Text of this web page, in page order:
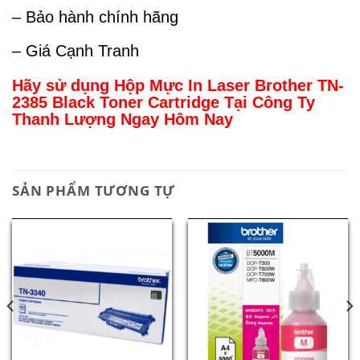
– Bảo hành chính hãng
– Giá Cạnh Tranh
Hãy sử dụng Hộp Mực In Laser Brother TN-
2385 Black Toner Cartridge Tại Công Ty
Thanh Lượng Ngay Hôm Nay
SẢN PHẨM TƯƠNG TỰ